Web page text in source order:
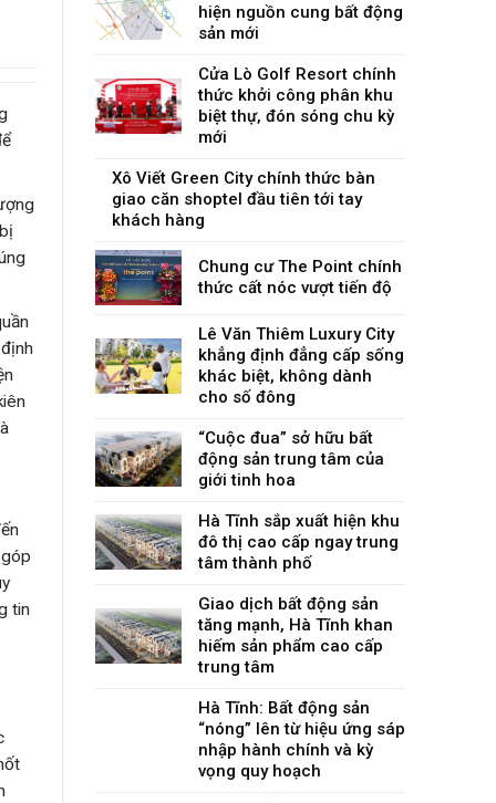
tin
hiện nguồn cung bất động
sản mới
Cửa Lò Golf Resort chính
thức khởi công phân khu
biệt thự, đón sóng chu kỳ
mới
Xô Viết Green City chính thức bàn
giao căn shoptel đầu tiên tới tay
khách hàng
Chung cư The Point chính
thức cất nóc vượt tiến độ
Lê Văn Thiêm Luxury City
khẳng định đẳng cấp sống
khác biệt, không dành
cho số đông
“Cuộc đua” sở hữu bất
động sản trung tâm của
giới tinh hoa
Hà Tĩnh sắp xuất hiện khu
đô thị cao cấp ngay trung
tâm thành phố
Giao dịch bất động sản
tăng mạnh, Hà Tĩnh khan
hiếm sản phẩm cao cấp
trung tâm
Hà Tĩnh: Bất động sản
“nóng” lên từ hiệu ứng sáp
nhập hành chính và kỳ
vọng quy hoạch